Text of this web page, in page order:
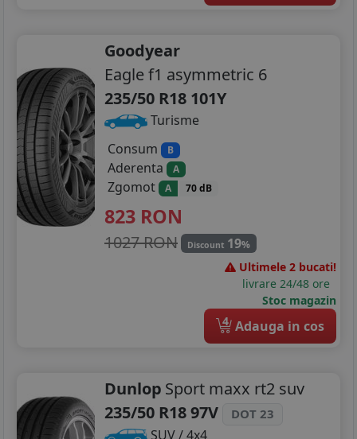
Goodyear
Eagle f1 asymmetric 6
235/50 R18 101Y
Turisme
Consum
B
Aderenta A
Zgomot A 70 dB
823 RON
1027 RON Discount 19%
Ultimele 2 bucati!
livrare 24/48 ore
Stoc magazin
4 Adauga in cos
Dunlop Sport maxx rt2 suv
235/50 R18 97V
DOT 23
SUV / 4x4